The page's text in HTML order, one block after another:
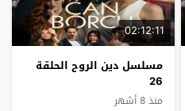
02:12:11
مسلسل دين الروح الحلقة
26
منذ 8 أشهر